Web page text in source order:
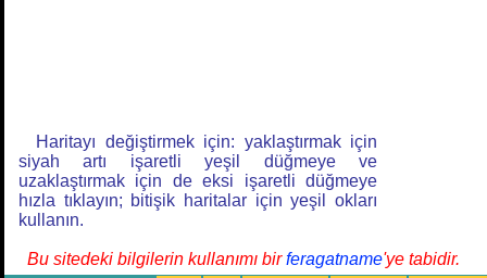
Haritayı değiştirmek için: yaklaştırmak için
siyah artı işaretli yeşil düğmeye ve
uzaklaştırmak için de eksi işaretli düğmeye
hızla tıklayın; bitişik haritalar için yeşil okları
kullanın.
Bu sitedeki bilgilerin kullanımı birferagatname'ye tabidir.